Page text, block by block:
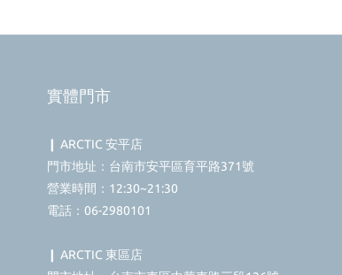
實體門市
❙ ARCTIC 安平店
門市地址：台南市安平區育平路371號
營業時間：12:30~21:30
電話：06-2980101
❙ ARCTIC 東區店